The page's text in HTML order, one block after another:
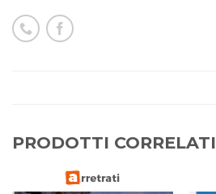
PRODOTTI CORRELATI